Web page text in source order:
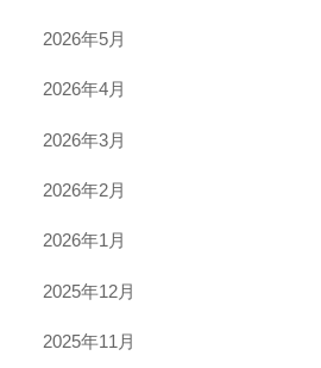
2026年5月
2026年4月
2026年3月
2026年2月
2026年1月
2025年12月
2025年11月